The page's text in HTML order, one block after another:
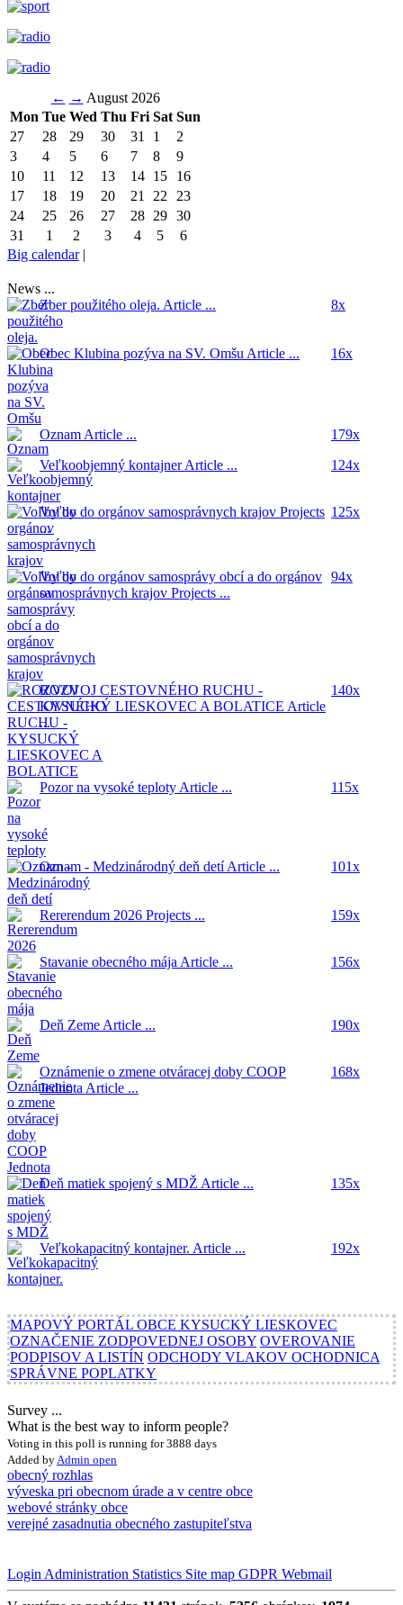
← → August 2026
Mon Tue Wed Thu Fri Sat Sun
27
28 29 30 31 1
2
3
4 5 6 7 8
9
10
11 12 13 14 15
16
17
18 19 20 21 22
23
24
25 26 27 28 29 30
31
1 2 3 4 5
6
Big calendar|
News ...
Zber použitého oleja. Article ... 8x
Obec Klubina pozýva na SV. Omšu Article ... 16x
Oznam Article ...
179x
Veľkoobjemný kontajnerArticle ... 124x
Voľby do orgánov samosprávnych krajov Projects
...
125x
Voľby do orgánov samosprávy obcí a do orgánov
samosprávnych krajov Projects ...
94x
ROZVOJ CESTOVNÉHO RUCHU -
KYSUCKÝ LIESKOVEC A BOLATICE Article
...
140x
Pozor na vysoké teploty Article ... 115x
Oznam - Medzinárodný deň detíArticle ... 101x
Rererendum 2026 Projects ... 159x
Stavanie obecného mája Article ... 156x
Deň Zeme Article ... 190x
Oznámenie o zmene otváracej doby COOP
Jednota Article ...
168x
Deň matiek spojený s MDŽ Article ... 135x
Veľkokapacitný kontajner. Article ... 192x
MAPOVÝ PORTÁL OBCE KYSUCKÝ LIESKOVEC
OZNAČENIE ZODPOVEDNEJ OSOBY OVEROVANIE
PODPISOV A LISTÍN ODCHODY VLAKOV OCHODNICA
SPRÁVNE POPLATKY
Survey ...
What is the best way to inform people?
Voting in this poll is running for 3888 days
Added by Admin open
obecný rozhlas
výveska pri obecnom úrade a v centre obce
webové stránky obce
verejné zasadnutia obecného zastupiteľstva
Login Administration Statistics Site map GDPR Webmail